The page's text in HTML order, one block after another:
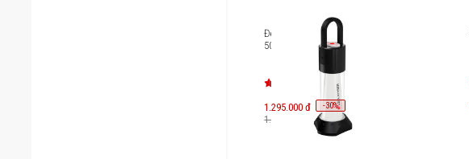
Đèn pin cắm trại Ledlenser ML6
500929
1.295.000 đ -30%
1.850.000 đ